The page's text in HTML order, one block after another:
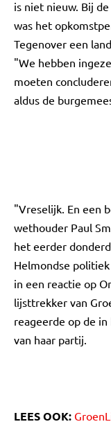
is niet nieuw. Bij
was het
Tegenover een
"We hebben
moeten
aldus de
"Vreselijk. En een
wethouder Paul
het eerder
Helmondse
in een reactie op
lijsttrekker van
reageerde op de
van haar partij.
LEES OOK: